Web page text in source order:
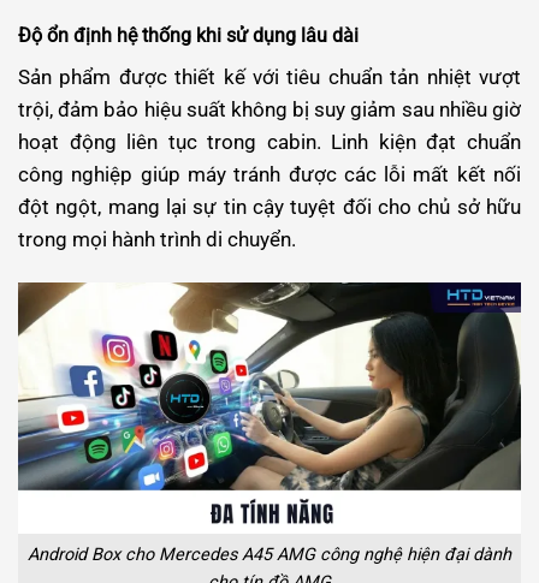
Độ ổn định hệ thống khi sử dụng lâu dài
Sản phẩm được thiết kế với tiêu chuẩn tản nhiệt vượt
trội, đảm bảo hiệu suất không bị suy giảm sau nhiều giờ
hoạt động liên tục trong cabin. Linh kiện đạt chuẩn
công nghiệp giúp máy tránh được các lỗi mất kết nối
đột ngột, mang lại sự tin cậy tuyệt đối cho chủ sở hữu
trong mọi hành trình di chuyển.
Android Box cho Mercedes A45 AMG công nghệ hiện đại dành